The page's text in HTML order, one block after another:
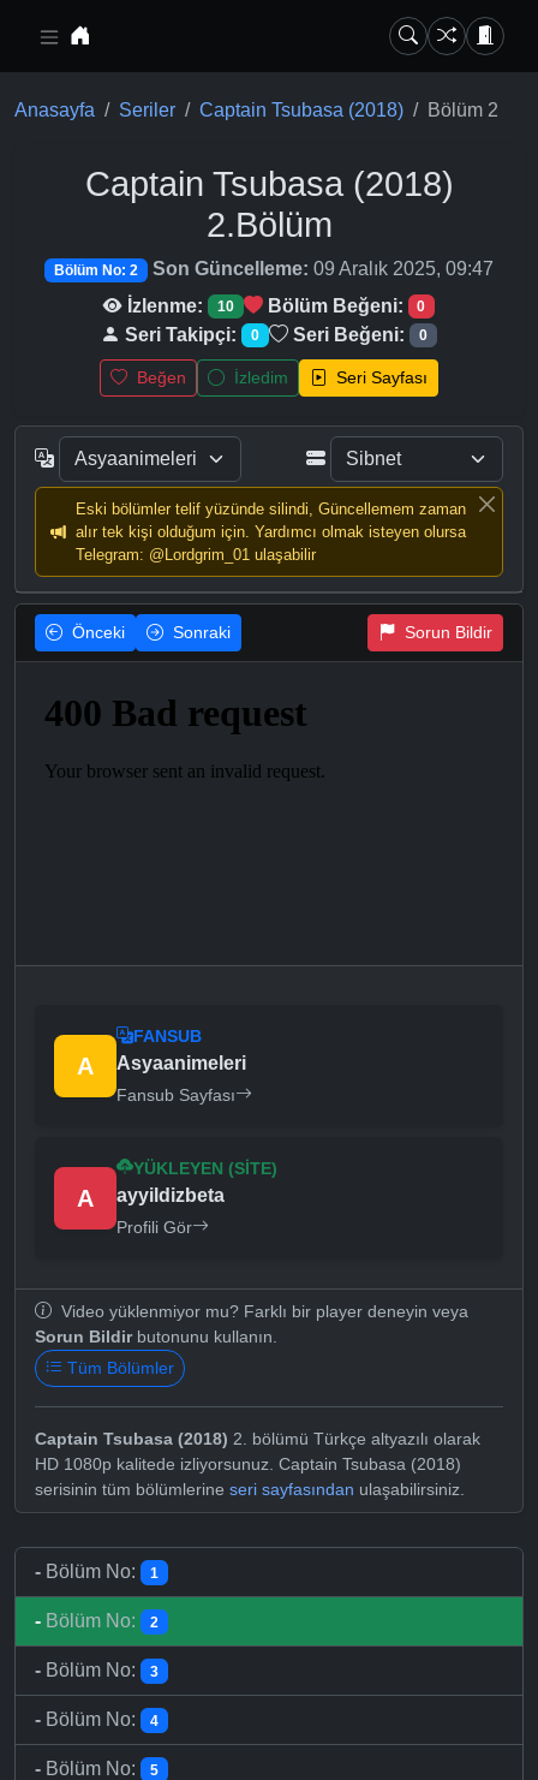
Anasayfa Seriler Captain Tsubasa (2018) Bölüm 2
Captain Tsubasa (2018)
2.Bölüm
Bölüm No: 2 Son Güncelleme: 09 Aralık 2025, 09:47
İzlenme:
10 Bölüm Beğeni: 0
Seri Takipçi: 0 Seri Beğeni: 0
Beğen İzledim Seri Sayfası
Eski bölümler telif yüzünde silindi, Güncellemem zaman
alır tek kişi olduğum için. Yardımcı olmak isteyen olursa
Telegram: @Lordgrim_01 ulaşabilir
Önceki Sonraki Sorun Bildir
A
FANSUB
Asyaanimeleri
Fansub Sayfası
A
YÜKLEYEN (SITE)
ayyildizbeta
Profili Gör
Video yüklenmiyor mu? Farklı bir player deneyin veya
Sorun Bildirbutonunu kullanın.
Tüm Bölümler
Captain Tsubasa (2018) 2. bölümü Türkçe altyazılı olarak
HD 1080p kalitede izliyorsunuz. Captain Tsubasa (2018)
serisinin tüm bölümlerine seri sayfasından ulaşabilirsiniz.
- Bölüm No: 1
- Bölüm No: 2
- Bölüm No: 3
- Bölüm No: 4
- Bölüm No: 5